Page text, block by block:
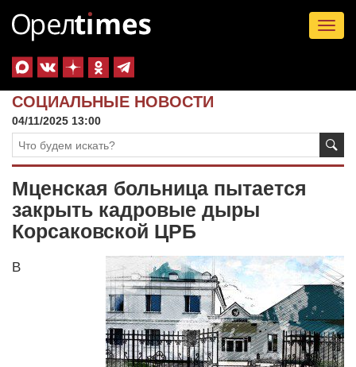
СОЦИАЛЬНЫЕ НОВОСТИ
04/11/2025 13:00
Мценская больница пытается
закрыть кадровые дыры
Корсаковской ЦРБ
В